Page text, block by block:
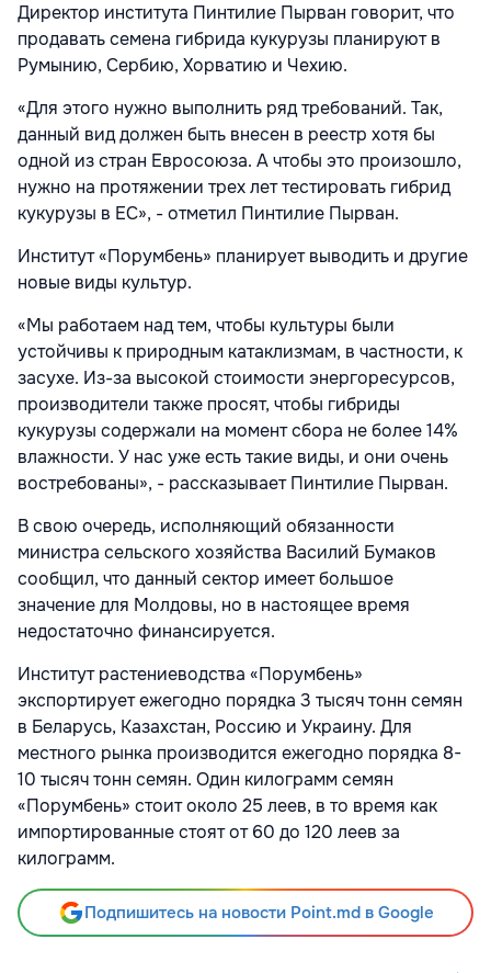
Директор института Пинтилие Пырван говорит, что
продавать семена гибрида кукурузы планируют в
Румынию, Сербию, Хорватию и Чехию.
«Для этого нужно выполнить ряд требований. Так,
данный вид должен быть внесен в реестр хотя бы
одной из стран Евросоюза. А чтобы это произошло,
нужно на протяжении трех лет тестировать гибрид
кукурузы в ЕС», - отметил Пинтилие Пырван.
Институт «Порумбень» планирует выводить и другие
новые виды культур.
«Мы работаем над тем, чтобы культуры были
устойчивы к природным катаклизмам, в частности, к
засухе. Из-за высокой стоимости энергоресурсов,
производители также просят, чтобы гибриды
кукурузы содержали на момент сбора не более 14%
влажности. У нас уже есть такие виды, и они очень
востребованы», - рассказывает Пинтилие Пырван.
В свою очередь, исполняющий обязанности
министра сельского хозяйства Василий Бумаков
сообщил, что данный сектор имеет большое
значение для Молдовы, но в настоящее время
недостаточно финансируется.
Институт растениеводства «Порумбень»
экспортирует ежегодно порядка 3 тысяч тонн семян
в Беларусь, Казахстан, Россию и Украину. Для
местного рынка производится ежегодно порядка 8-
10 тысяч тонн семян. Один килограмм семян
«Порумбень» стоит около 25 леев, в то время как
импортированные стоят от 60 до 120 леев за
килограмм.
Подпишитесь на новости Point.md в Google